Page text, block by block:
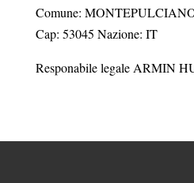
Comune:
Cap: 53045 Nazione: IT
Responabile legale ARMIN